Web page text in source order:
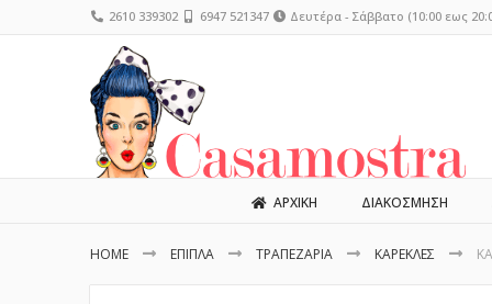
2610 339302 6947 521347 Δευτέρα - Σάββατο (10:00 εως
ΑΡΧΙΚΗ ΔΙΑΚΟΣΜΗΣΗ
HOME ΕΠΙΠΛΑ ΤΡΑΠΕΖΑΡΙΑ ΚΑΡΕΚΛΕΣ